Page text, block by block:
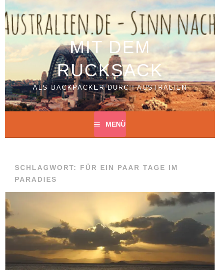
Springe
zum
Inhalt
MIT DEM
RUCKSACK
ALS BACKPACKER DURCH AUSTRALIEN
MENÜ
SCHLAGWORT: FÜR EIN PAAR TAGE IM
PARADIES